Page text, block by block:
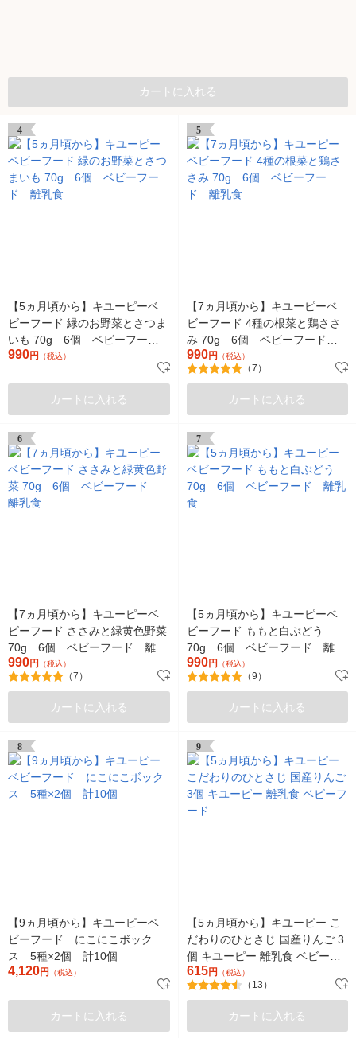
カートに入れる
4
【5ヵ月頃から】キユーピーベ
ビーフード 緑のお野菜とさつま
いも 70g 6個 ベビーフー
ド 離乳食
990円 （税込）
カートに入れる
5
【7ヵ月頃から】キユーピーベ
ビーフード 4種の根菜と鶏ささ
み 70g 6個 ベビーフード
離乳食
990円 （税込）
（7）
カートに入れる
6
【7ヵ月頃から】キユーピーベ
ビーフード ささみと緑黄色野菜
70g 6個 ベビーフード 離乳
食
990円 （税込）
（7）
カートに入れる
7
【5ヵ月頃から】キユーピーベ
ビーフード ももと白ぶどう
70g 6個 ベビーフード 離乳
食
990円 （税込）
（9）
カートに入れる
8
【9ヵ月頃から】キユーピーベ
ビーフード にこにこボック
ス 5種×2個 計10個
4,120円 （税込）
カートに入れる
9
【5ヵ月頃から】キユーピー こ
だわりのひとさじ 国産りんご 3
個 キユーピー 離乳食 ベビーフ
ード
615円 （税込）
（13）
カートに入れる